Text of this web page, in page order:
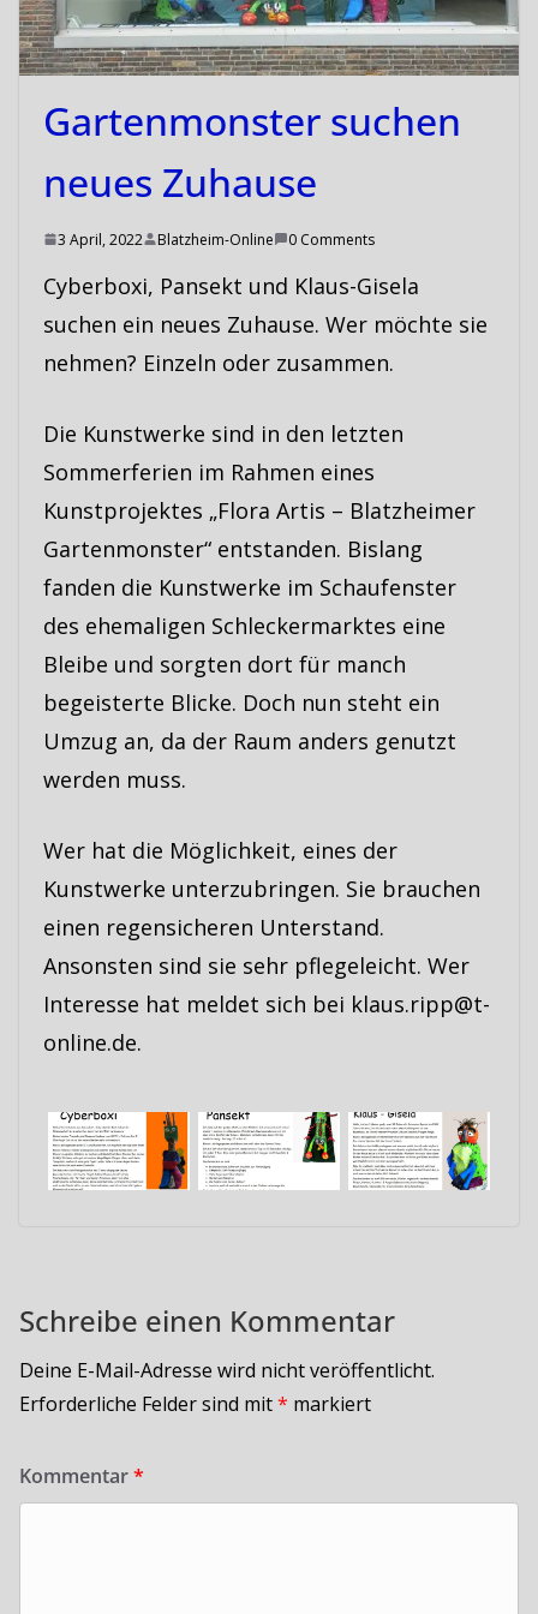
Gartenmonster suchen
neues Zuhause
3 April, 2022 Blatzheim-Online 0 Comments
Cyberboxi, Pansekt und Klaus-Gisela
suchen ein neues Zuhause. Wer möchte sie
nehmen? Einzeln oder zusammen.
Die Kunstwerke sind in den letzten
Sommerferien im Rahmen eines
Kunstprojektes „Flora Artis – Blatzheimer
Gartenmonster“ entstanden. Bislang
fanden die Kunstwerke im Schaufenster
des ehemaligen Schleckermarktes eine
Bleibe und sorgten dort für manch
begeisterte Blicke. Doch nun steht ein
Umzug an, da der Raum anders genutzt
werden muss.
Wer hat die Möglichkeit, eines der
Kunstwerke unterzubringen. Sie brauchen
einen regensicheren Unterstand.
Ansonsten sind sie sehr pflegeleicht. Wer
Interesse hat meldet sich bei klaus.ripp@t-
online.de.
Schreibe einen Kommentar
Deine E-Mail-Adresse wird nicht veröffentlicht.
Erforderliche Felder sind mit* markiert
Kommentar*